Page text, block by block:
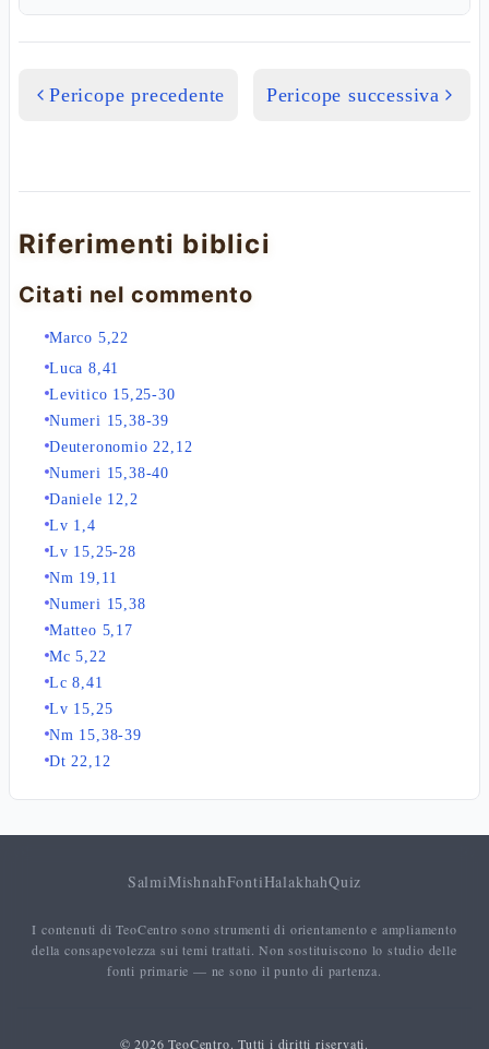
Pericope precedente Pericope successiva
Riferimenti biblici
Citati nel commento
Marco 5,22
Luca 8,41
Levitico 15,25-30
Numeri 15,38-39
Deuteronomio 22,12
Numeri 15,38-40
Daniele 12,2
Lv 1,4
Lv 15,25-28
Nm 19,11
Numeri 15,38
Matteo 5,17
Mc 5,22
Lc 8,41
Lv 15,25
Nm 15,38-39
Dt 22,12
SalmiMishnahFontiHalakhahQuiz
I contenuti di TeoCentro sono strumenti di orientamento e ampliamento
della consapevolezza sui temi trattati. Non sostituiscono lo studio delle
fonti primarie — ne sono il punto di partenza.
© 2026 TeoCentro. Tutti i diritti riservati.